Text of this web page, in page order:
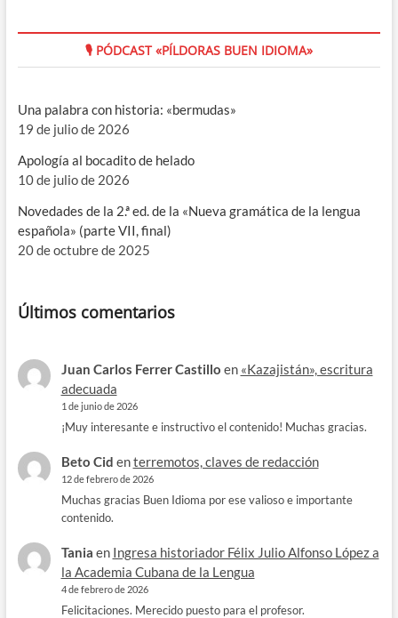
🎙 PÓDCAST «PÍLDORAS BUEN IDIOMA»
Una palabra con historia: «bermudas»
19 de julio de 2026
Apología al bocadito de helado
10 de julio de 2026
Novedades de la 2.ª ed. de la «Nueva gramática de la lengua
española» (parte VII, final)
20 de octubre de 2025
Últimos comentarios
Juan Carlos Ferrer Castillo en «Kazajistán», escritura
adecuada
1 de junio de 2026
¡Muy interesante e instructivo el contenido! Muchas gracias.
Beto Cid enterremotos, claves de redacción
12 de febrero de 2026
Muchas gracias Buen Idioma por ese valioso e importante
contenido.
Tania en Ingresa historiador Félix Julio Alfonso López a
la Academia Cubana de la Lengua
4 de febrero de 2026
Felicitaciones. Merecido puesto para el profesor.